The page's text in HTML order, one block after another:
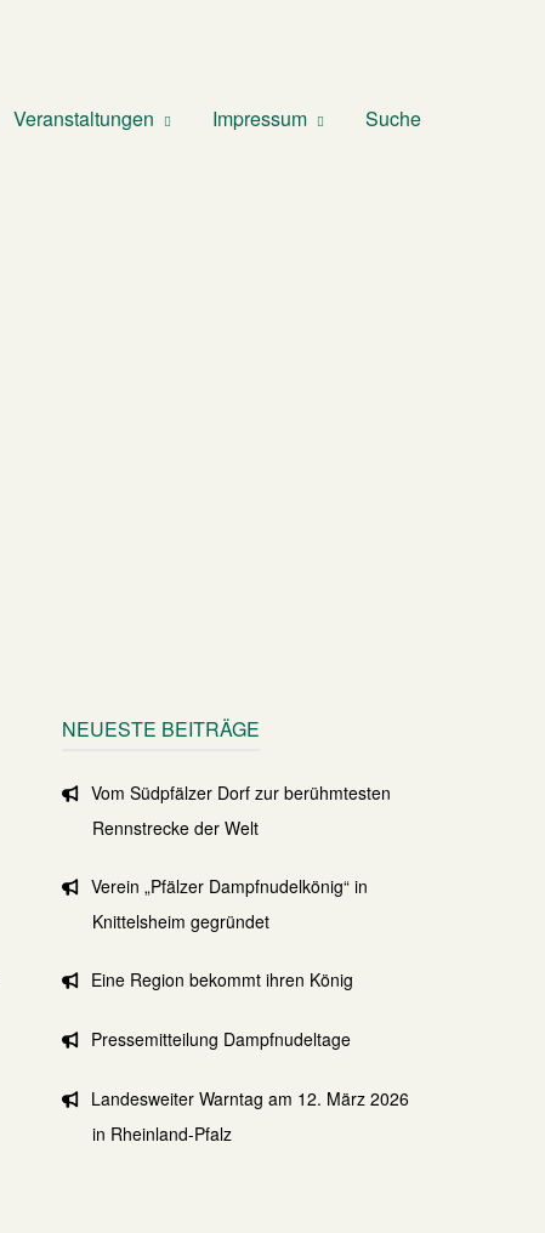
Veranstaltungen Impressum Suche
NEUESTE BEITRÄGE
Vom Südpfälzer Dorf zur berühmtesten
Rennstrecke der Welt
Verein „Pfälzer Dampfnudelkönig“ in
Knittelsheim gegründet
Eine Region bekommt ihren König
Pressemitteilung Dampfnudeltage
Landesweiter Warntag am 12. März 2026
in Rheinland-Pfalz